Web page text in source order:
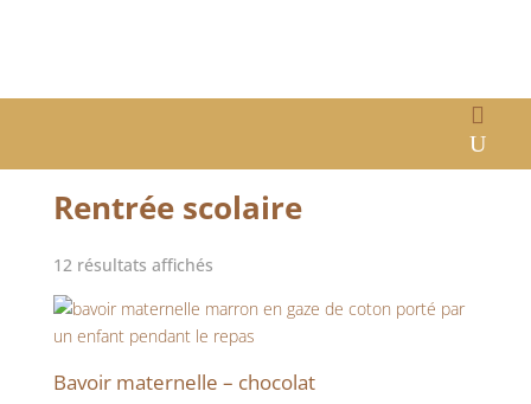
Rentrée scolaire
12 résultats affichés
Bavoir maternelle – chocolat